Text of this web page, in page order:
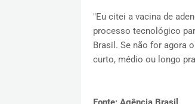
"Eu citei a vacina de
processo tecnológico
Brasil. Se não for agora
curto, médio ou longo